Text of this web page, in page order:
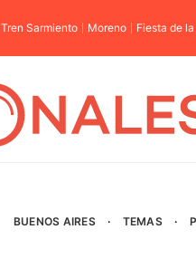
Tren Sarmiento Moreno Fiesta de
BUENOS AIRES · TEMAS ·